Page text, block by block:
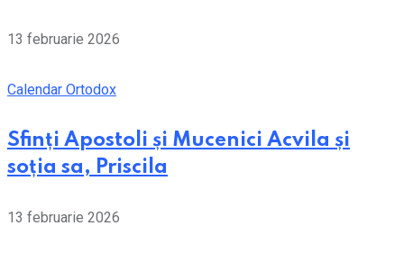
13 februarie 2026
Calendar Ortodox
Sfinți Apostoli și Mucenici Acvila și
soția sa, Priscila
13 februarie 2026